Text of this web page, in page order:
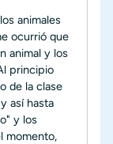
animales
ocurrió que
animal y los
principio
de la clase
así hasta
y los
momento,